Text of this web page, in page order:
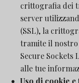
crittografia dei
server
(SSL), la
tramite il nostro
Secure Sockets
alle tue
Uso di cookie